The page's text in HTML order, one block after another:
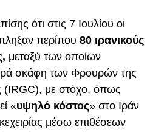
ότι στις 7 Ιουλίου οι
περίπου 80 ιρανικούς
μεταξύ των οποίων
σκάφη των Φρουρών της
(IRGC), με στόχο, όπως
«υψηλό κόστος» στο Ιράν
μέσω επιθέσεων